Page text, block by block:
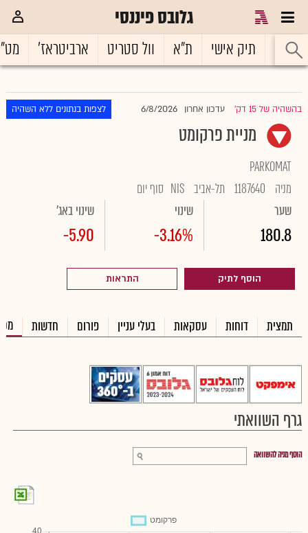
גלובס פיננסי
ראשי תיק אישי ת"א וול סטריט ארביטראז'
בהשהיה של 15 דק' עדכון אחרון 6/8/2026 לצפות בנתונים ללא השהיה
מניית פרקומט
PARKOMAT
מניה
1187640 תל-אביב NIS סוף יום
שער
180.8
שינוי
-3.16%
שינוי באג'
-5.90
הוסף לתיק התראות
תמצית דוחות עסקאות בעלי עניין פורום חדשות
גרף השוואתי
הוסף מניה להשוואה